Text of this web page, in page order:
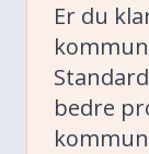
Er du
bedre